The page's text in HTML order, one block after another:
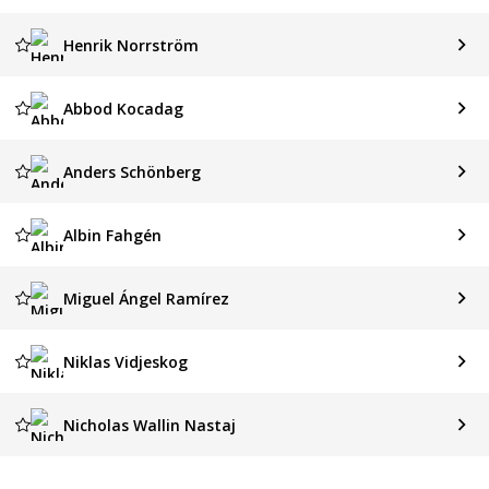
Henrik Norrström
Abbod Kocadag
Anders Schönberg
Albin Fahgén
Miguel Ángel Ramírez
Niklas Vidjeskog
Nicholas Wallin Nastaj